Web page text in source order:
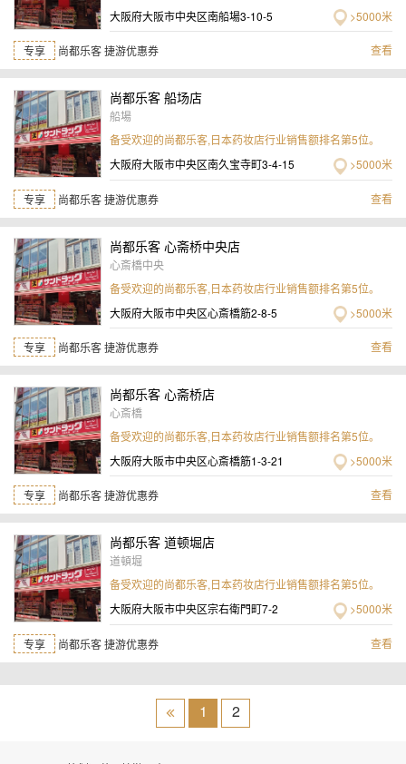
大阪府大阪市中央区南船場3-10-5
>5000米
专享 尚都乐客 捷游优惠券 查看
尚都乐客 船场店
船場
备受欢迎的尚都乐客,日本药妆店行业销售额排名第5位。
大阪府大阪市中央区南久宝寺町3-4-15
>5000米
专享 尚都乐客 捷游优惠券 查看
尚都乐客 心斋桥中央店
心斎橋中央
备受欢迎的尚都乐客,日本药妆店行业销售额排名第5位。
大阪府大阪市中央区心斎橋筋2-8-5
>5000米
专享 尚都乐客 捷游优惠券 查看
尚都乐客 心斋桥店
心斎橋
备受欢迎的尚都乐客,日本药妆店行业销售额排名第5位。
大阪府大阪市中央区心斎橋筋1-3-21
>5000米
专享 尚都乐客 捷游优惠券 查看
尚都乐客 道顿堀店
道頓堀
备受欢迎的尚都乐客,日本药妆店行业销售额排名第5位。
大阪府大阪市中央区宗右衛門町7-2
>5000米
专享 尚都乐客 捷游优惠券 查看
1 2